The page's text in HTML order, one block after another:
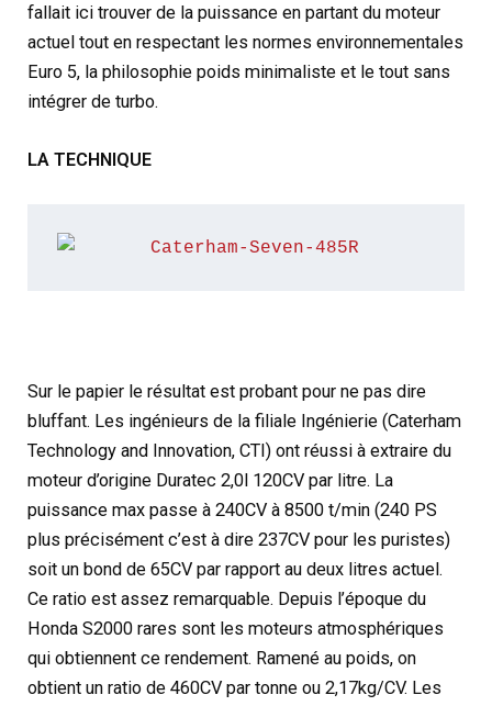
fallait ici trouver de la puissance en partant du moteur
actuel tout en respectant les normes environnementales
Euro 5, la philosophie poids minimaliste et le tout sans
intégrer de turbo.
LA TECHNIQUE
Sur le papier le résultat est probant pour ne pas dire
bluffant. Les ingénieurs de la filiale Ingénierie (Caterham
Technology and Innovation, CTI) ont réussi à extraire du
moteur d’origine Duratec 2,0l 120CV par litre. La
puissance max passe à 240CV à 8500 t/min (240 PS
plus précisément c’est à dire 237CV pour les puristes)
soit un bond de 65CV par rapport au deux litres actuel.
Ce ratio est assez remarquable. Depuis l’époque du
Honda S2000 rares sont les moteurs atmosphériques
qui obtiennent ce rendement. Ramené au poids, on
obtient un ratio de 460CV par tonne ou 2,17kg/CV. Les